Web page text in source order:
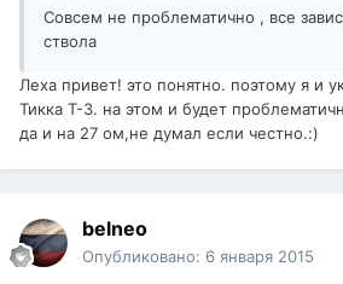
Совсем не проблематично , все
ствола
Леха привет! это понятно. поэтому я и
Тикка Т-3. на этом и будет
да и на 27 ом,не думал если честно.:)
belneo
Опубликовано: 6 января 2015